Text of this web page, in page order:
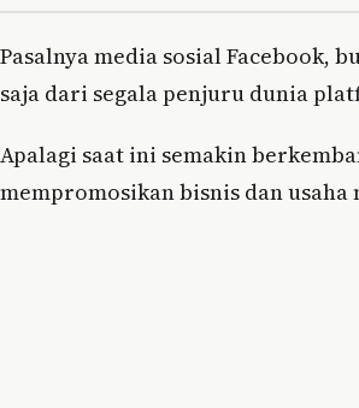
Pasalnya media sosial Facebook,
saja dari segala penjuru dunia
Apalagi saat ini semakin
mempromosikan bisnis dan